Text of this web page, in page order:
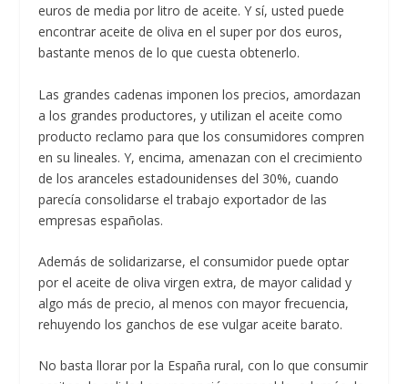
euros de media por litro de aceite. Y sí, usted puede
encontrar aceite de oliva en el super por dos euros,
bastante menos de lo que cuesta obtenerlo.
Las grandes cadenas imponen los precios, amordazan
a los grandes productores, y utilizan el aceite como
producto reclamo para que los consumidores compren
en su lineales. Y, encima, amenazan con el crecimiento
de los aranceles estadounidenses del 30%, cuando
parecía consolidarse el trabajo exportador de las
empresas españolas.
Además de solidarizarse, el consumidor puede optar
por el aceite de oliva virgen extra, de mayor calidad y
algo más de precio, al menos con mayor frecuencia,
rehuyendo los ganchos de ese vulgar aceite barato.
No basta llorar por la España rural, con lo que consumir